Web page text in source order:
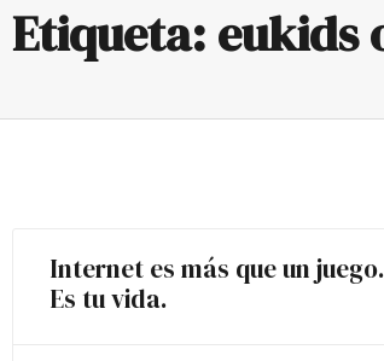
Etiqueta: eukids
Internet es más que un juego.
Es tu vida.